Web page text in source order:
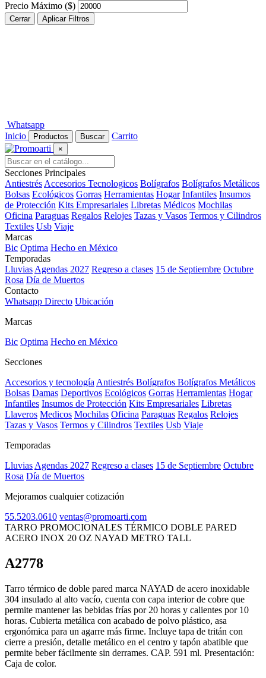
Precio Máximo ($)
Cerrar Aplicar Filtros
Whatsapp
Inicio
Productos Buscar Carrito
×
Secciones Principales
Antiestrés Accesorios Tecnologicos Bolígrafos Bolígrafos Metálicos
Bolsas Ecológicos Gorras Herramientas Hogar Infantiles Insumos
de Protección Kits Empresariales Libretas Médicos Mochilas
Oficina Paraguas Regalos Relojes Tazas y Vasos Termos y Cilindros
Textiles Usb Viaje
Marcas
Bic Optima Hecho en México
Temporadas
Lluvias Agendas 2027 Regreso a clases 15 de Septiembre Octubre
Rosa Día de Muertos
Contacto
Whatsapp Directo Ubicación
Marcas
Bic Optima Hecho en México
Secciones
Accesorios y tecnología Antiestrés Bolígrafos Bolígrafos Metálicos
Bolsas Damas Deportivos Ecológicos Gorras Herramientas Hogar
Infantiles Insumos de Protección Kits Empresariales Libretas
Llaveros Medicos Mochilas Oficina Paraguas Regalos Relojes
Tazas y Vasos Termos y Cilindros Textiles Usb Viaje
Temporadas
Lluvias Agendas 2027 Regreso a clases 15 de Septiembre Octubre
Rosa Día de Muertos
Mejoramos cualquier cotización
55.5203.0610 ventas@promoarti.com
TARRO PROMOCIONALES TÉRMICO DOBLE PARED
ACERO INOX 20 OZ NAYAD METRO TALL
A2778
Tarro térmico de doble pared marca NAYAD de acero inoxidable
304 insulado al alto vacío, cuenta con capa interior de cobre que
permite mantener las bebidas frías por 20 horas y calientes por 10
horas. Cubierta metálica con acabado de polvo plástico, asa
ergonómica para un agarre más firme. Incluye tapa de tritán con
cierre a presión, detalle metálico en el centro y tapón abatible que
permite beber fácilmente sin derrames. CAP. 591 ml. Presentación:
Caja de color.